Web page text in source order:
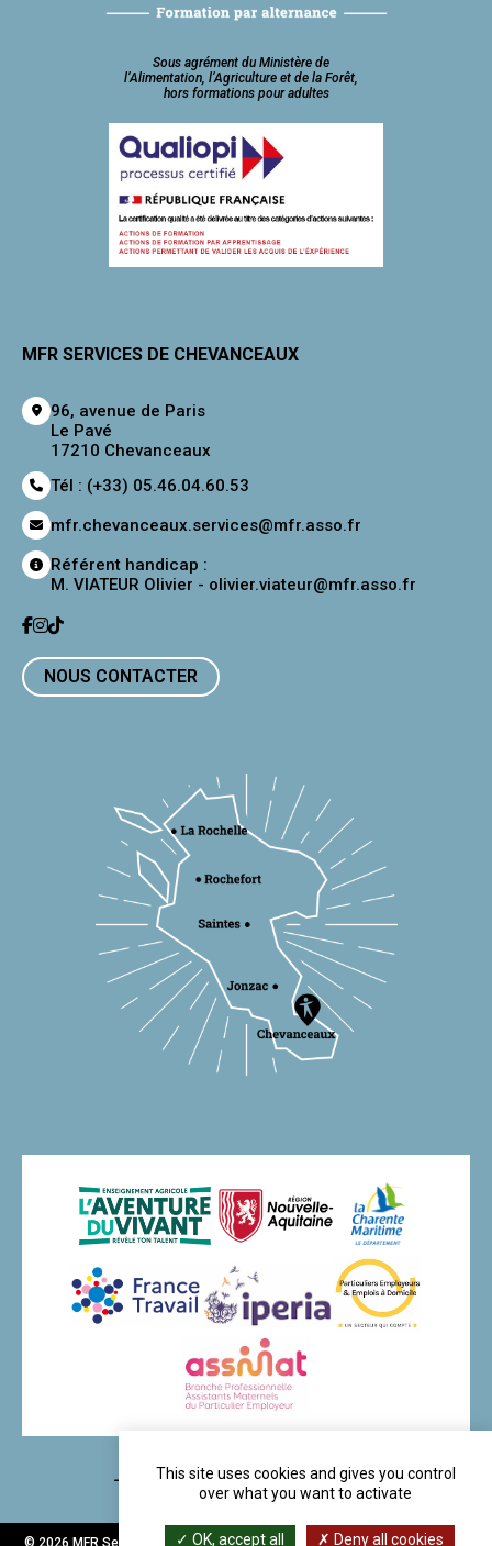
Sous agrément du Ministère de
l’Alimentation, l’Agriculture et de la Forêt,
hors formations pour adultes
MFR SERVICES DE CHEVANCEAUX
96, avenue de Paris
Le Pavé
17210 Chevanceaux
Tél : (+33) 05.46.04.60.53
mfr.chevanceaux.services@mfr.asso.fr
Référent handicap :
M. VIATEUR Olivier - olivier.viateur@mfr.asso.fr
NOUS CONTACTER
Découvrir nos partenaires
This site uses cookies and gives you control
over what you want to activate
OK, accept all Deny all cookies